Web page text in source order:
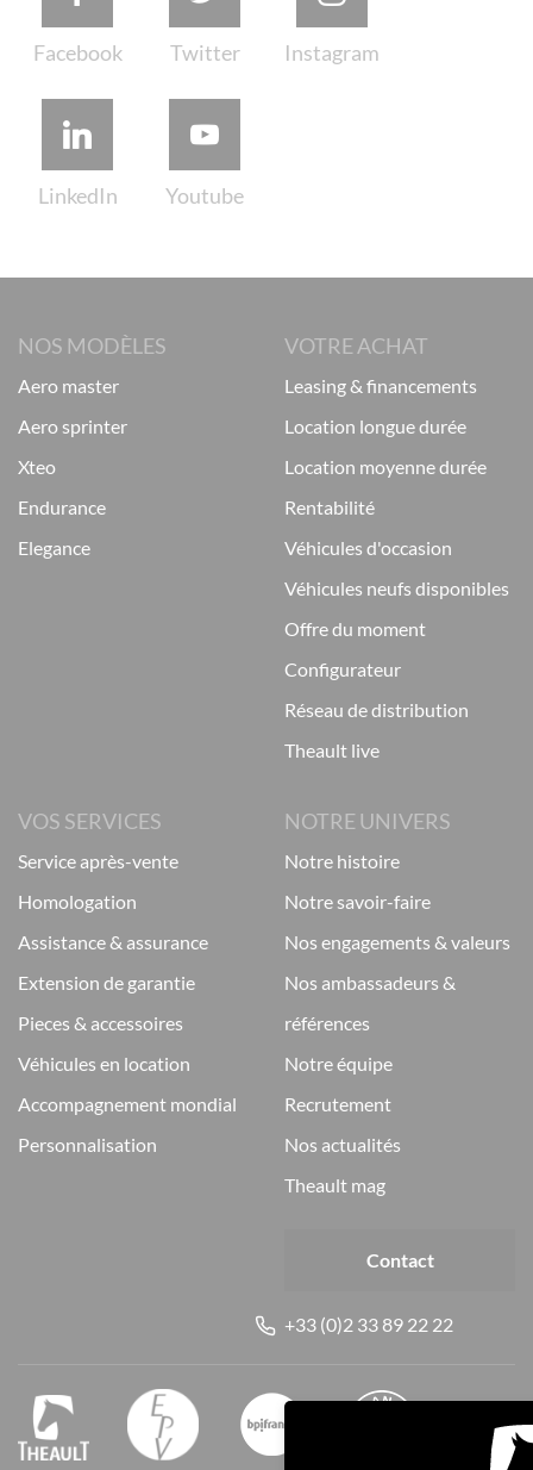
NOS MODÈLES
aero master
aero sprinter
xteo
endurance
elegance
VOTRE ACHAT
leasing & financements
location longue durée
location moyenne durée
rentabilité
véhicules d'occasion
véhicules neufs disponibles
offre du moment
configurateur
réseau de distribution
theault live
VOS SERVICES
service après-vente
homologation
assistance & assurance
extension de garantie
pieces & accessoires
véhicules en location
accompagnement mondial
personnalisation
NOTRE UNIVERS
notre histoire
notre savoir-faire
nos engagements & valeurs
nos ambassadeurs &
références
notre équipe
recrutement
nos actualités
theault mag
Contact
+33 (0)2 33 89 22 22